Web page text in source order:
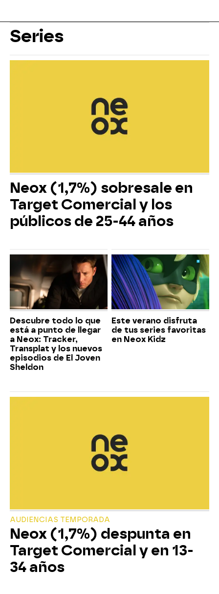
Series
Neox (1,7%) sobresale en
Target Comercial y los
públicos de 25-44 años
Descubre todo lo que
está a punto de llegar
a Neox: Tracker,
Transplat y los nuevos
episodios de El Joven
Sheldon
Este verano disfruta
de tus series favoritas
en Neox Kidz
AUDIENCIAS TEMPORADA
Neox (1,7%) despunta en
Target Comercial y en 13-
34 años